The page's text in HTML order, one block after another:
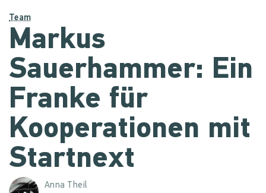
Team
Markus
Sauerhammer: Ein
Franke für
Kooperationen mit
Startnext
Anna Theil